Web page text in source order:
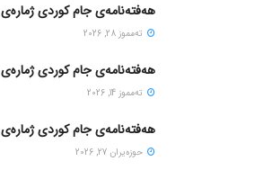
هەفتەنامەی جام کوردی ژمارەی 432
ته‌مموز 28, 2026
هەفتەنامەی جام کوردی ژمارەی 431
ته‌مموز 14, 2026
هەفتەنامەی جام کوردی ژمارەی 430
حوزه‌یران 27, 2026